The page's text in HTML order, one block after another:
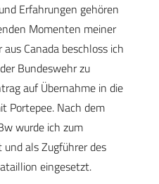
Erfahrungen gehören
Momenten meiner
Canada beschloss ich
Bundeswehr zu
auf Übernahme in die
Portepee. Nach dem
wurde ich zum
als Zugführer des
eingesetzt.